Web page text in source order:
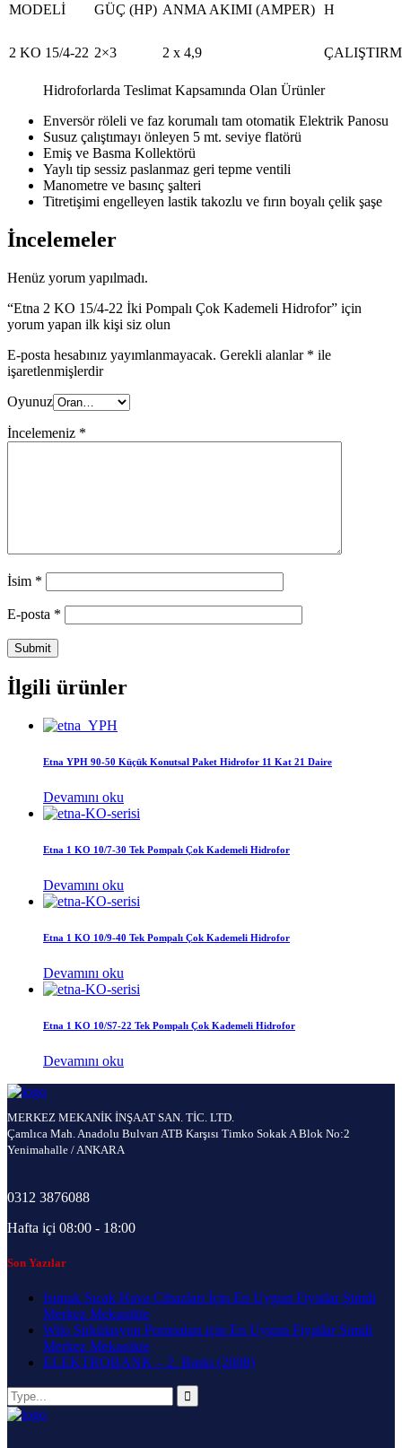
MODELİ GÜÇ (HP) ANMA AKIMI (AMPER) H
2 KO 15/4-22 2×3 2 x 4,9
Hidroforlarda Teslimat Kapsamında Olan Ürünler
Enversör röleli ve faz korumalı tam otomatik Elektrik Panosu
Susuz çalıştımayı önleyen 5 mt. seviye flatörü
Emiş ve Basma Kollektörü
Yaylı tip sessiz paslanmaz geri tepme ventili
Manometre ve basınç şalteri
Titretişimi engelleyen lastik takozlu ve fırın boyalı çelik şaşe
İncelemeler
Henüz yorum yapılmadı.
“Etna 2 KO 15/4-22 İki Pompalı Çok Kademeli Hidrofor” için
yorum yapan ilk kişi siz olun
E-posta hesabınız yayımlanmayacak. Gerekli alanlar * ile
işaretlenmişlerdir
Oyunuz
İncelemeniz *
İsim *
E-posta *
İlgili ürünler
Etna YPH 90-50 Küçük Konutsal Paket Hidrofor 11 Kat 21 Daire
Devamını oku
Etna 1 KO 10/7-30 Tek Pompalı Çok Kademeli Hidrofor
Devamını oku
Etna 1 KO 10/9-40 Tek Pompalı Çok Kademeli Hidrofor
Devamını oku
Etna 1 KO 10/S7-22 Tek Pompalı Çok Kademeli Hidrofor
Devamını oku
MERKEZ MEKANİK İNŞAAT SAN. TİC. LTD.
Çamlıca Mah. Anadolu Bulvarı ATB Karşısı Timko Sokak A Blok No:2
Yenimahalle / ANKARA
0312 3876088
Hafta içi 08:00 - 18:00
Son Yazılar
Isımak Sıcak Hava Cihazları İçin En Uygun Fiyatlar Şimdi
Merkez Mekanikte
Wilo Sirkülasyon Pompaları için En Uygun Fiyatlar Şimdi
Merkez Mekanikte
ELEKTROBANK – 2. Baskı (2008)